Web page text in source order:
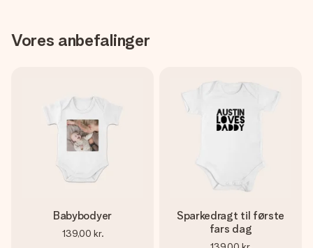
Vores anbefalinger
Babybodyer
139,00 kr.
Sparkedragt til første
fars dag